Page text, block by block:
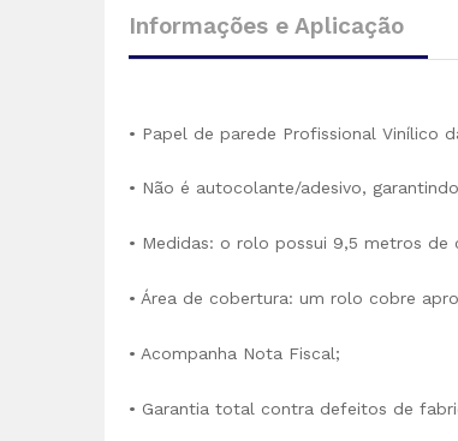
Informações e Aplicação
• Papel de parede Profissional Vinílico
• Não é autocolante/adesivo,
• Medidas: o rolo possui 9,5 metros
• Área de cobertura: um rolo cobre
• Acompanha Nota Fiscal;
• Garantia total contra defeitos de